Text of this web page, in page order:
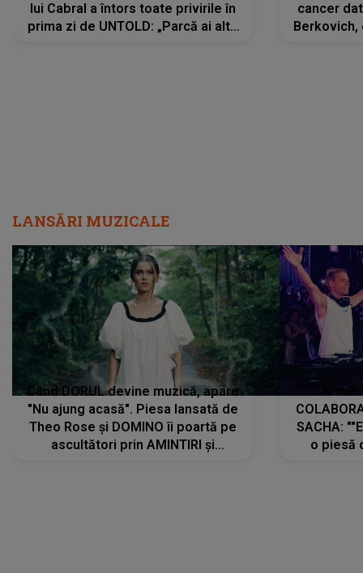
lui Cabral a întors toate privirile în
prima zi de UNTOLD: „Parcă ai altă
cancer
Berkovich,
LANSĂRI MUZICALE
Când DORUL devine muzică, apare
"Nu ajung acasă". Piesa lansată de
Theo Rose și DOMINO îi poartă pe
ascultători prin AMINTIRI și
SACHA:
o piesă